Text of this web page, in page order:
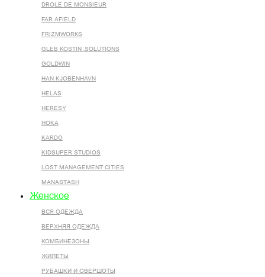
DROLE DE MONSIEUR
FAR AFIELD
FRIZMWORKS
GLEB KOSTIN .SOLUTIONS
GOLDWIN
HAN KJOBENHAVN
HELAS
HERESY
HOKA
KARDO
KIDSUPER STUDIOS
LOST MANAGEMENT CITIES
MANASTASH
Женское
ВСЯ ОДЕЖДА
ВЕРХНЯЯ ОДЕЖДА
КОМБИНЕЗОНЫ
ЖИЛЕТЫ
РУБАШКИ И ОВЕРШОТЫ